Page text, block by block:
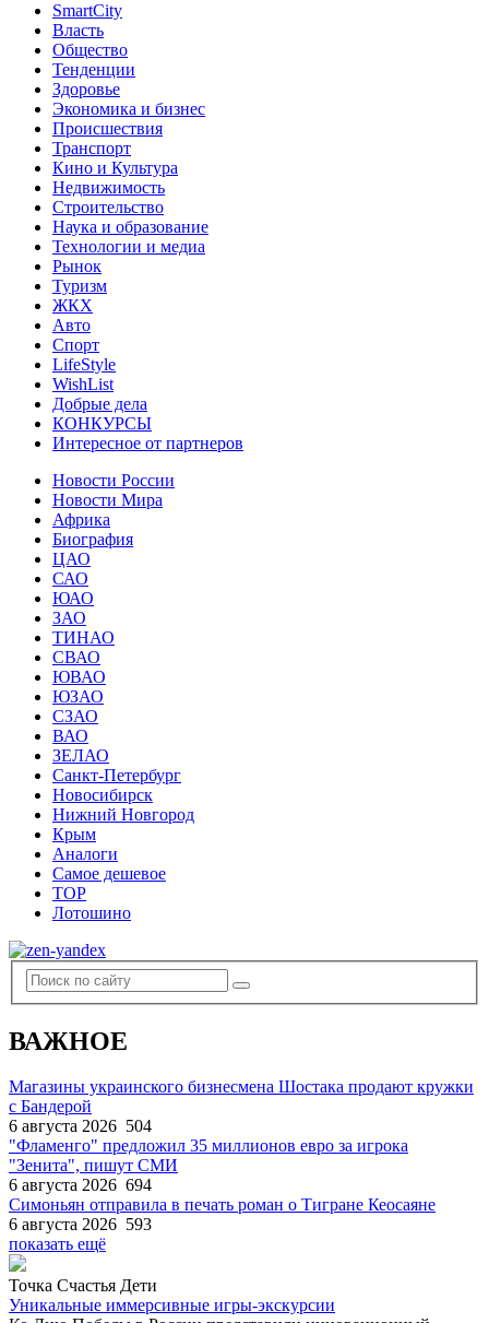
SmartCity
Власть
Общество
Тенденции
Здоровье
Экономика и бизнес
Происшествия
Транспорт
Кино и Культура
Недвижимость
Строительство
Наука и образование
Технологии и медиа
Рынок
Туризм
ЖКХ
Авто
Спорт
LifeStyle
WishList
Добрые дела
КОНКУРСЫ
Интересное от партнеров
Новости России
Новости Мира
Африка
Биография
ЦАО
САО
ЮАО
ЗАО
ТИНАО
СВАО
ЮВАО
ЮЗАО
СЗАО
ВАО
ЗЕЛАО
Санкт-Петербург
Новосибирск
Нижний Новгород
Крым
Аналоги
Самое дешевое
TOP
Лотошино
ВАЖНОЕ
Магазины украинского бизнесмена Шостака продают кружки
с Бандерой
6 августа 2026 504
"Фламенго" предложил 35 миллионов евро за игрока
"Зенита", пишут СМИ
6 августа 2026 694
Симоньян отправила в печать роман о Тигране Кеосаяне
6 августа 2026 593
показать ещё
Точка Счастья Дети
Уникальные иммерсивные игры-экскурсии